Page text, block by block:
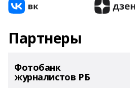
Партнеры
Фотобанк
журналистов РБ